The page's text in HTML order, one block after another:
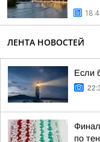
ЛЕНТА НОВОСТЕЙ
Если
по